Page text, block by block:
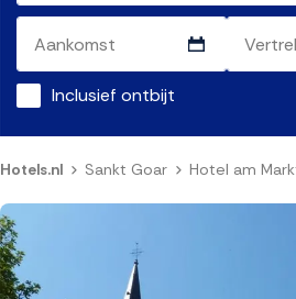
Inclusief ontbijt
Hotels.nl Sankt Goar Hotel am